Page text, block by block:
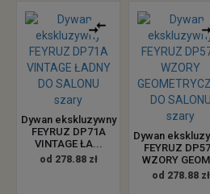
Dywan ekskluzywny
FEYRUZ DP71A
VINTAGE ŁA...
od 278.88 zł
Dywan
FEYRUZ
WZORY
od 278.88 zł